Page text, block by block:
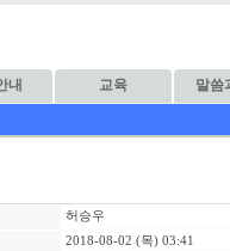
내 교육 말씀
허승우
2018-08-02 (목) 03:41